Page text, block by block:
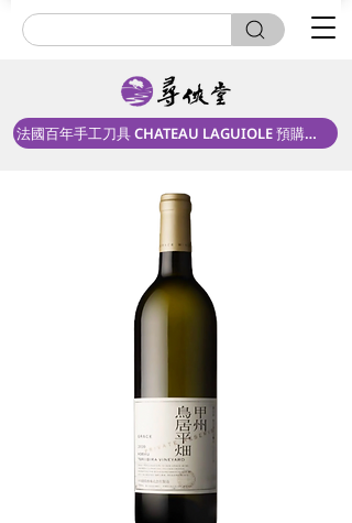
法國百年手工刀具 CHATEAU LAGUIOLE 預購中！